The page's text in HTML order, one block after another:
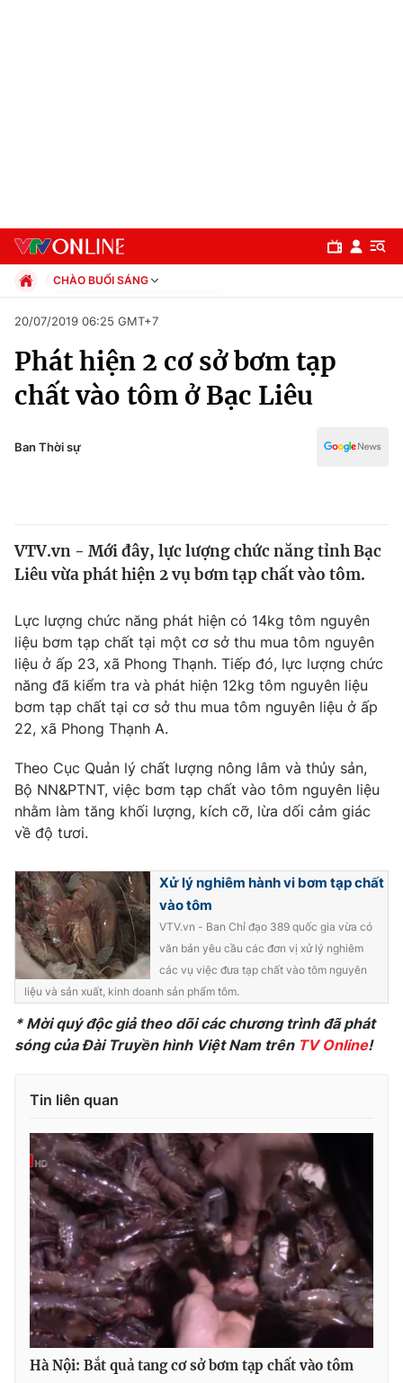
Chuyên mục
Chính trị
Y tế
Thế giới
Tin tức
Thế giới đó đây
Câu chuyện quốc tế
Kinh tế
Tài chính
Thị trường
Góc doanh nghiệp
Dữ liệu và đời sống
Truyền hình
Phim VTV
Hậu trường
Nhân vật
Khán giả
Giải sao mai
Giải trí
Âm nhạc
Sao
Đời sống
Du lịch
Làm đẹp
Chất lượng cuộc sống
Giáo dục
Tuyển sinh
Học trực tuyến
Công nghệ
Hitech Công nghệ tương lai
Sản phẩm
Thị trường
Giao lưu trực tuyến
Chuyên mục khác
Emagazine Podcast
Photo Infographic
Video Shorts video
VTV Money VTV Thể thao
CHÀO BUỔI SÁNG
Xã hội
Pháp luật
Thể thao
Văn hóa - Giải trí
Giáo dục
20/07/2019 06:25 GMT+7
Phát hiện 2 cơ sở bơm tạp
chất vào tôm ở Bạc Liêu
Ban Thời sự
VTV.vn - Mới đây, lực lượng chức năng tỉnh Bạc
Liêu vừa phát hiện 2 vụ bơm tạp chất vào tôm.
Lực lượng chức năng phát hiện có 14kg tôm nguyên
liệu bơm tạp chất tại một cơ sở thu mua tôm nguyên
liệu ở ấp 23, xã Phong Thạnh. Tiếp đó, lực lượng chức
năng đã kiểm tra và phát hiện 12kg tôm nguyên liệu
bơm tạp chất tại cơ sở thu mua tôm nguyên liệu ở ấp
22, xã Phong Thạnh A.
Theo Cục Quản lý chất lượng nông lâm và thủy sản,
Bộ NN&PTNT, việc bơm tạp chất vào tôm nguyên liệu
nhằm làm tăng khối lượng, kích cỡ, lừa dối cảm giác
về độ tươi.
Xử lý nghiêm hành vi bơm tạp chất
vào tôm
VTV.vn - Ban Chỉ đạo 389 quốc gia vừa có
văn bản yêu cầu các đơn vị xử lý nghiêm
các vụ việc đưa tạp chất vào tôm nguyên
liệu và sản xuất, kinh doanh sản phẩm tôm.
* Mời quý độc giả theo dõi các chương trình đã phát
sóng của Đài Truyền hình Việt Nam trên TV Online!
Tin liên quan
Hà Nội: Bắt quả tang cơ sở bơm tạp chất vào tôm